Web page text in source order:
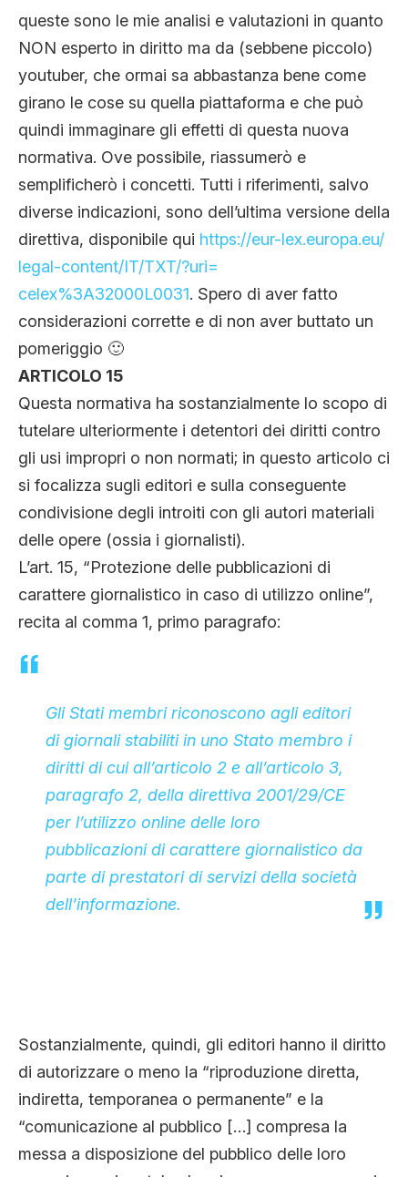
queste sono le mie analisi e valutazioni in quanto
NON esperto in diritto ma da (sebbene piccolo)
youtuber, che ormai sa abbastanza bene come
girano le cose su quella piattaforma e che può
quindi immaginare gli effetti di questa nuova
normativa. Ove possibile, riassumerò e
semplificherò i concetti. Tutti i riferimenti, salvo
diverse indicazioni, sono dell’ultima versione della
direttiva, disponibile qui https://eur-lex.europa.eu/
legal-content/IT/TXT/?uri=
celex%3A32000L0031. Spero di aver fatto
considerazioni corrette e di non aver buttato un
pomeriggio 🙂
ARTICOLO 15
Questa normativa ha sostanzialmente lo scopo di
tutelare ulteriormente i detentori dei diritti contro
gli usi impropri o non normati; in questo articolo ci
si focalizza sugli editori e sulla conseguente
condivisione degli introiti con gli autori materiali
delle opere (ossia i giornalisti).
L’art. 15, “Protezione delle pubblicazioni di
carattere giornalistico in caso di utilizzo online”,
recita al comma 1, primo paragrafo:
Gli Stati membri riconoscono agli editori
di giornali stabiliti in uno Stato membro i
diritti di cui all’articolo 2 e all’articolo 3,
paragrafo 2, della direttiva 2001/29/CE
per l’utilizzo online delle loro
pubblicazioni di carattere giornalistico da
parte di prestatori di servizi della società
dell’informazione.
Sostanzialmente, quindi, gli editori hanno il diritto
di autorizzare o meno la “riproduzione diretta,
indiretta, temporanea o permanente” e la
“comunicazione al pubblico […] compresa la
messa a disposizione del pubblico delle loro